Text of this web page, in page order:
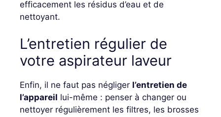
efficacement les résidus d’eau et de
nettoyant.
L’entretien régulier de
votre aspirateur laveur
Enfin, il ne faut pas négliger l’entretien de
l’appareil lui-même : penser à changer ou
nettoyer régulièrement les filtres, les brosses